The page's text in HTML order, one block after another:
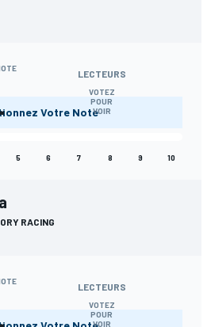
LECTEURS
VOTEZ
POUR
VOIR
Votre Note
5 6 7 8 9 10
RACING
LECTEURS
VOTEZ
POUR
VOIR